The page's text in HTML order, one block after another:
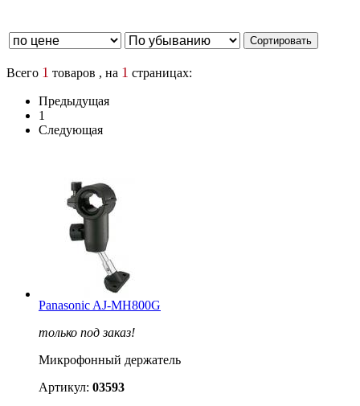
Всего 1 товаров , на 1 страницах:
Предыдущая
1
Следующая
Panasonic AJ-MH800G
только под заказ!
Микрофонный держатель
Артикул: 03593